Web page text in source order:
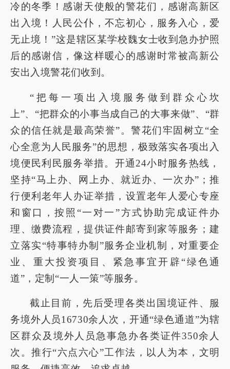
冷的冬季！感谢天使般的警花们，感谢高新区
出入境！人民公仆，不忘初心，服务入心，爱
无止境！”这是辖区某学校魏女士收到急办护照
后的感谢信，像这样暖心的感谢时常被高新公
安出入境警花们收到。
“把每一项出入境服务做到群众心坎
上”、“把群众的小事当成自己的大事来做”、“群
众的信任就是最高荣誉”。警花们牢固树立“全
心全意为人民服务”的思想，极致落实各项出入
境便民利民服务举措。开通24小时服务热线，
坚持“马上办、网上办、就近办、一次办”；推
行便利老年人办证举措，设置老年人爱心专座
和窗口，按照“一对一”方式协助完成证件办
理、缴费流程，提供证件邮寄到家等服务；建
立落实“特事特办制”服务企业机制，对重要企
业、重大投资项目、紧急事宜开辟“绿色通
道”，定制“一人一策”等服务。
截止目前，先后受理各类出国境证件、服
务境外人员16730余人次，开通“绿色通道”为辖
区群众及境外人员急事急办各类证件350余人
次。推行“六点六心”工作法，以人为本，文明